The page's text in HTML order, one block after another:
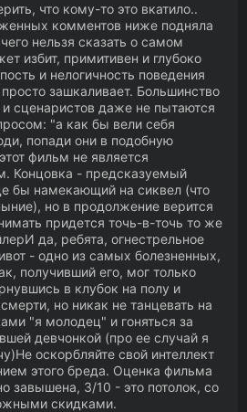
что кому-то это вкатило..
комментов ниже подняла
нельзя сказать о самом
избит, примитивен и глубоко
и нелогичность поведения
зашкаливает. Большинство
сценаристов даже не пытаются
"а как бы вели себя
попади они в подобную
фильм не является
Концовка - предсказуемый
бы намекающий на сиквел (что
но в продолжение верится
придется точь-в-точь то же
да, ребята, огнестрельное
- одно из самых болезненных,
получивший его, мог только
в клубок на полу и
но никак не танцевать на
"я молодец" и гоняться за
девчонкой (про ее случай я
оскорбляйте свой интеллект
этого бреда. Оценка фильма
завышена, 3/10 - это потолок, со
скидками.